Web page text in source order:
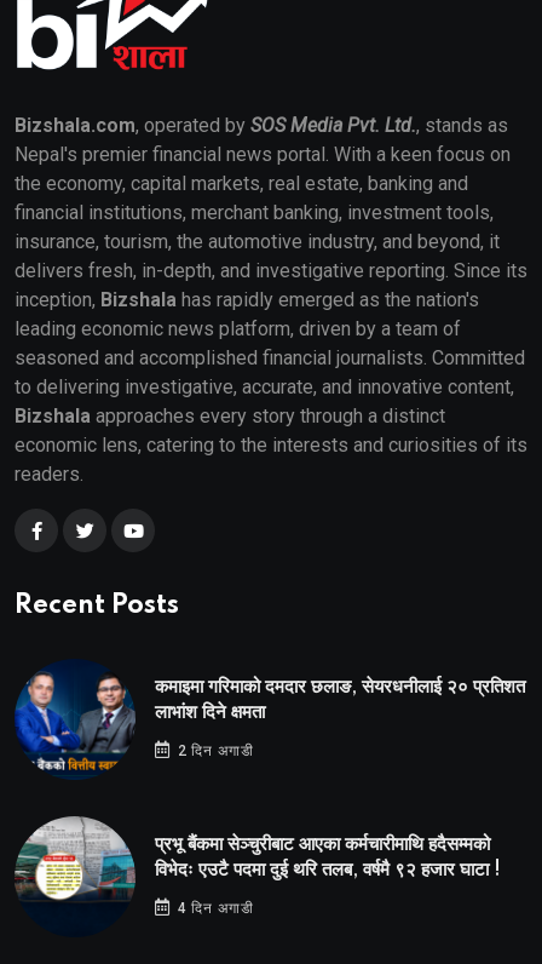
Bizshala.com, operated by SOS Media Pvt. Ltd., stands as
Nepal's premier financial news portal. With a keen focus on
the economy, capital markets, real estate, banking and
financial institutions, merchant banking, investment tools,
insurance, tourism, the automotive industry, and beyond, it
delivers fresh, in-depth, and investigative reporting. Since its
inception, Bizshala has rapidly emerged as the nation's
leading economic news platform, driven by a team of
seasoned and accomplished financial journalists. Committed
to delivering investigative, accurate, and innovative content,
Bizshala approaches every story through a distinct
economic lens, catering to the interests and curiosities of its
readers.
Recent Posts
कमाइमा गरिमाको दमदार छलाङ, सेयरधनीलाई २० प्रतिशत
लाभांश दिने क्षमता
2 दिन अगाडी
प्रभू बैंकमा सेञ्चुरीबाट आएका कर्मचारीमाथि हदैसम्मको
विभेदः एउटै पदमा दुई थरि तलब, वर्षमै ९२ हजार घाटा !
4 दिन अगाडी